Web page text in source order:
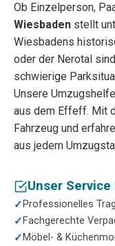
Ob Einzelperson,
Wiesbaden stellt
Wiesbadens
oder der Nerotal
schwierige
Unsere
aus dem Effeff. Mit
Fahrzeug und
aus jedem
Unser
Professionelles
Fachgerechte
Möbel- &